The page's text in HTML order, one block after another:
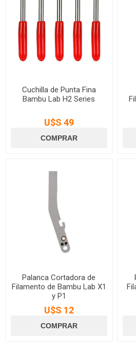
Cuchilla de Punta Fina
Bambu Lab H2 Series
U$S 49
Palanca Cortadora de
Filamento de Bambu Lab X1
y P1
U$S 12